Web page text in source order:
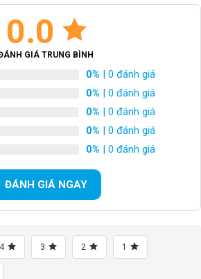
Shimano Touney
9AK Super Brake
Shimano
KMC
Hợp kim nhôm
0.0
GIÁ TRUNG BÌNH
0% | 0 đánh giá
0% | 0 đánh giá
0% | 0 đánh giá
0% | 0 đánh giá
0% | 0 đánh giá
ĐÁNH GIÁ NGAY
4 3 2 1